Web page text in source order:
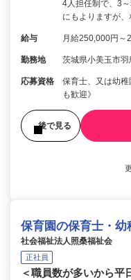
4人担任制で、3
にもよりますが
給与 月給250,000円～
勤務地 茨城県小美玉市羽
応募資格
保育士、又は幼
も歓迎》
後で見る
保育園の保育士・幼
社会福祉法人照桑福祉会
正社員
＜職員数が多いから平